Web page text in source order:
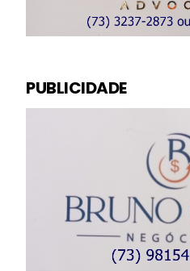
PUBLICIDADE